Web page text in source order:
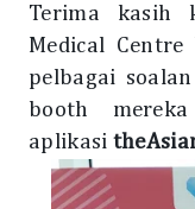
Terima kasih
Medical
pelbagai
booth
aplikasi